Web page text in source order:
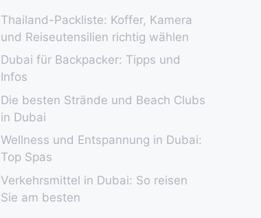
Thailand-Packliste: Koffer, Kamera
und Reiseutensilien richtig wählen
Dubai für Backpacker: Tipps und
Infos
Die besten Strände und Beach Clubs
in Dubai
Wellness und Entspannung in Dubai:
Top Spas
Verkehrsmittel in Dubai: So reisen
Sie am besten